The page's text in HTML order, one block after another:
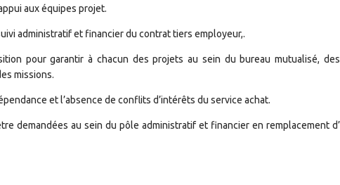
aux équipes projet.
administratif et financier du contrat tiers employeur,.
pour garantir à chacun des projets au sein du bureau mutualisé,
missions.
et l’absence de conflits d’intérêts du service achat.
demandées au sein du pôle administratif et financier en remplacement